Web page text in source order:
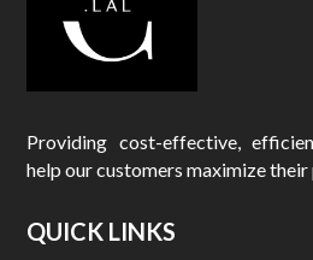
Providing cost-effective,
help our customers maximize
QUICK LINKS